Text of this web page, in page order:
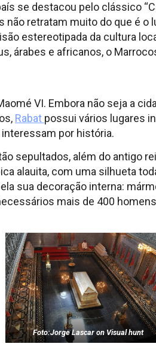
se destacou pelo clássico
retratam muito do que é o
estereotipada da cultura
árabes e africanos, o
VI. Embora não seja a
Rabat possui vários lugares
por história.
sepultados, além do antigo
alauita, com uma silhueta
sua decoração interna:
mais de 400
Foto:Jorge Lascar on Visual hunt